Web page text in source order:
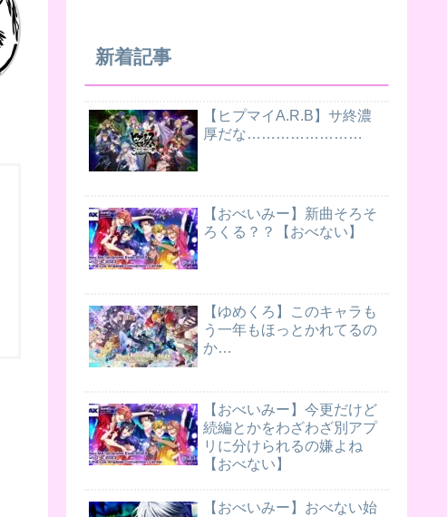
新着記事
【ヒプマイA.R.B】サ終濃
厚だな……………………
【おべいみー】新曲そろそ
ろくる？？【おべない】
【ゆめくろ】このキャラも
う一年もほっとかれてるの
か…
【おべいみー】今更だけど
続編とかをわざわざ別アプ
リに分けられるの嫌よね
【おべない】
【おべいみー】おべない始